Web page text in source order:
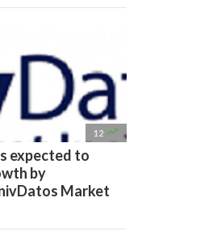
12 
expected to
by
Market